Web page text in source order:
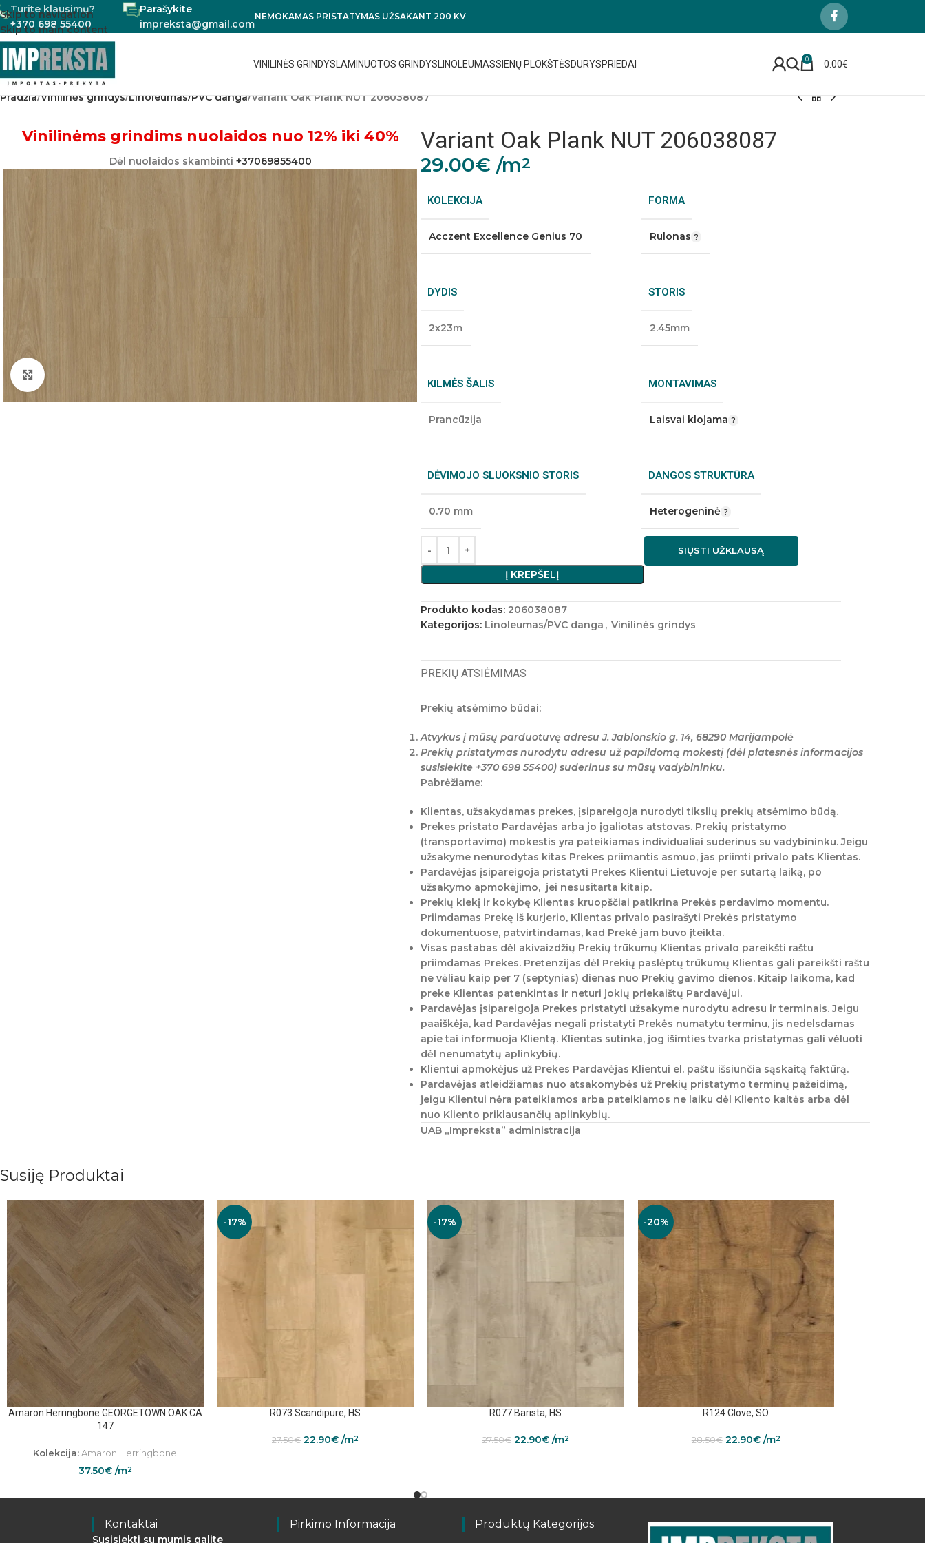
Skip to navigation
Skip to main content
Turite klausimų?
+370 698 55400
Parašykite
impreksta@gmail.com
NEMOKAMAS PRISTATYMAS UŽSAKANT 200 KV
VINILINĖS GRINDYS LAMINUOTOS GRINDYS LINOLEUMASSIENŲ PLOKŠTĖSDURYSPRIEDAI 0 0.00€
Pradžia Vinilinės grindys Linoleumas/PVC danga Variant Oak Plank NUT 206038087
Vinilinėms grindims nuolaidos nuo 12% iki 40%
Dėl nuolaidos skambinti +37069855400
Variant Oak Plank NUT 206038087
29.00€ /m2
KOLEKCIJA
Acczent Excellence Genius 70
FORMA
Rulonas
DYDIS
2x23m
STORIS
2.45mm
KILMĖS ŠALIS
Prancūzija
MONTAVIMAS
Laisvai klojama
DĖVIMOJO SLUOKSNIO STORIS
0.70 mm
DANGOS STRUKTŪRA
Heterogeninė
Į KREPŠELĮ
SIŲSTI UŽKLAUSĄ
Produkto kodas: 206038087
Kategorijos: Linoleumas/PVC danga , Vinilinės grindys
PREKIŲ ATSIĖMIMAS
Prekių atsėmimo būdai:
Atvykus į mūsų parduotuvę adresu J. Jablonskio g. 14, 68290 Marijampolė
Prekių pristatymas nurodytu adresu už papildomą mokestį (dėl platesnės informacijos
susisiekite +370 698 55400) suderinus su mūsų vadybininku.
Pabrėžiame:
Klientas, užsakydamas prekes, įsipareigoja nurodyti tikslių prekių atsėmimo būdą.
Prekes pristato Pardavėjas arba jo įgaliotas atstovas. Prekių pristatymo
(transportavimo) mokestis yra pateikiamas individualiai suderinus su vadybininku. Jeigu
užsakyme nenurodytas kitas Prekes priimantis asmuo, jas priimti privalo pats Klientas.
Pardavėjas įsipareigoja pristatyti Prekes Klientui Lietuvoje per sutartą laiką, po
užsakymo apmokėjimo, jei nesusitarta kitaip.
Prekių kiekį ir kokybę Klientas kruopščiai patikrina Prekės perdavimo momentu.
Priimdamas Prekę iš kurjerio, Klientas privalo pasirašyti Prekės pristatymo
dokumentuose, patvirtindamas, kad Prekė jam buvo įteikta.
Visas pastabas dėl akivaizdžių Prekių trūkumų Klientas privalo pareikšti raštu
priimdamas Prekes. Pretenzijas dėl Prekių paslėptų trūkumų Klientas gali pareikšti raštu
ne vėliau kaip per 7 (septynias) dienas nuo Prekių gavimo dienos. Kitaip laikoma, kad
preke Klientas patenkintas ir neturi jokių priekaištų Pardavėjui.
Pardavėjas įsipareigoja Prekes pristatyti užsakyme nurodytu adresu ir terminais. Jeigu
paaiškėja, kad Pardavėjas negali pristatyti Prekės numatytu terminu, jis nedelsdamas
apie tai informuoja Klientą. Klientas sutinka, jog išimties tvarka pristatymas gali vėluoti
dėl nenumatytų aplinkybių.
Klientui apmokėjus už Prekes Pardavėjas Klientui el. paštu išsiunčia sąskaitą faktūrą.
Pardavėjas atleidžiamas nuo atsakomybės už Prekių pristatymo terminų pažeidimą,
jeigu Klientui nėra pateikiamos arba pateikiamos ne laiku dėl Kliento kaltės arba dėl
nuo Kliento priklausančių aplinkybių.
UAB „Impreksta” administracija
Susiję Produktai
Amaron Herringbone GEORGETOWN OAK CA
147
Kolekcija:Amaron Herringbone
37.50€/m2
-17%
R073 Scandipure, HS
27.50€ 22.90€ /m2
-17%
R077 Barista, HS
27.50€ 22.90€/m2
-20%
R124 Clove, SO
28.50€ 22.90€/m2
Kontaktai
Susisiekti su mumis galite
Pirkimo Informacija Produktų Kategorijos